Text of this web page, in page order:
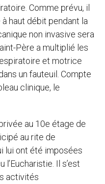
Comme prévu, il
haut débit pendant la
non invasive sera
Père a multiplié les
et motrice
un fauteuil. Compte
clinique, le
au 10e étage de
au rite de
lui ont été imposées
Il s’est
activités